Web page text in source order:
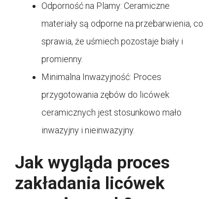
Odporność na Plamy: Ceramiczne
materiały są odporne na przebarwienia, co
sprawia, że uśmiech pozostaje biały i
promienny.
Minimalna Inwazyjność: Proces
przygotowania zębów do licówek
ceramicznych jest stosunkowo mało
inwazyjny i nieinwazyjny.
Jak wygląda proces
zakładania licówek